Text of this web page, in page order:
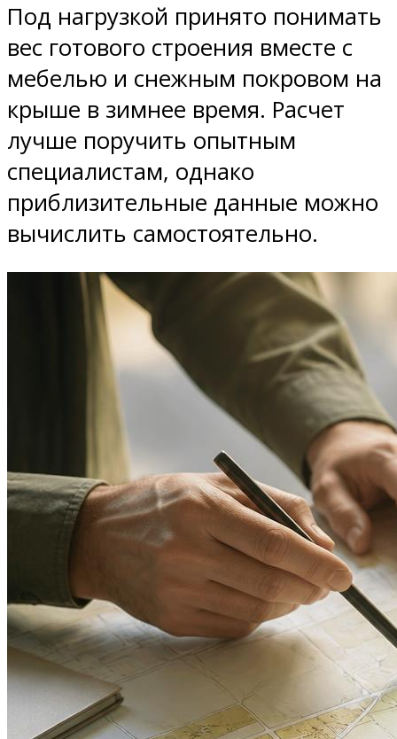
Под нагрузкой принято понимать
вес готового строения вместе с
мебелью и снежным покровом на
крыше в зимнее время. Расчет
лучше поручить опытным
специалистам, однако
приблизительные данные можно
вычислить самостоятельно.